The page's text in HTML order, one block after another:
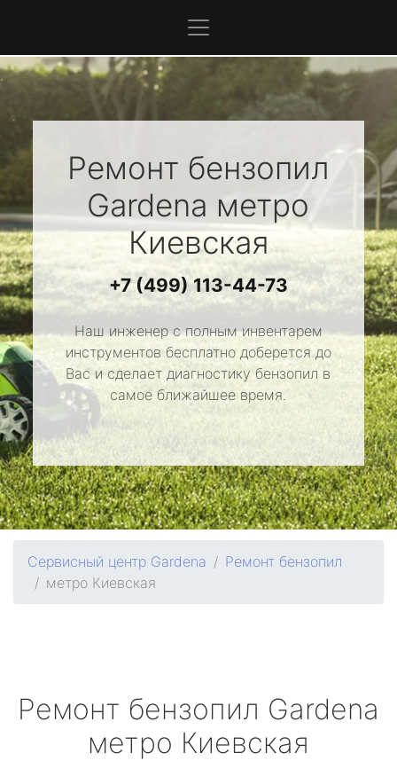
Ремонт бензопил
Gardena метро
Киевская
+7 (499) 113-44-73
Наш инженер с полным инвентарем
инструментов бесплатно доберется до
Вас и сделает диагностику бензопил в
самое ближайшее время.
Сервисный центр Gardena
Ремонт бензопил
метро Киевская
Ремонт бензопил Gardena
метро Киевская